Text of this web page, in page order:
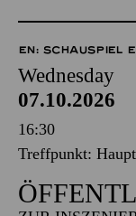
EN: SCHAUSPIEL
Wednesday
07.10.2026
16:30
Treffpunkt: